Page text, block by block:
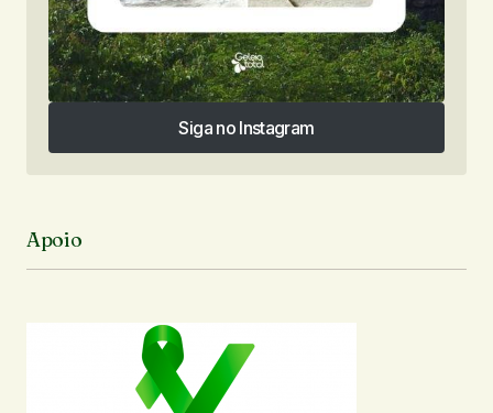
Siga no Instagram
Siga no Instagram
Apoio